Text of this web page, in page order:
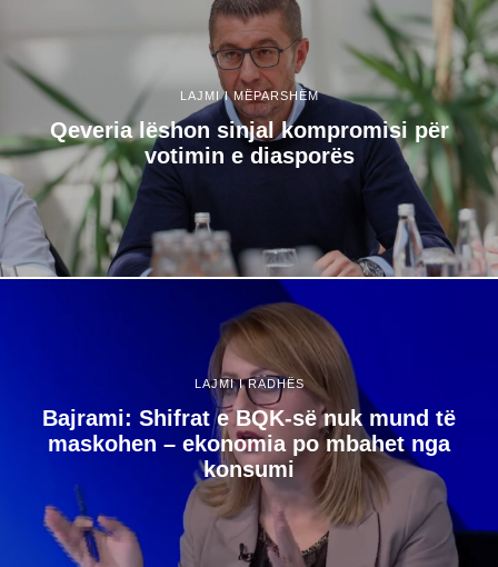
LAJMI I MËPARSHËM
Qeveria lëshon sinjal kompromisi për
votimin e diasporës
LAJMI I RADHËS
Bajrami: Shifrat e BQK-së nuk mund të
maskohen – ekonomia po mbahet nga
konsumi